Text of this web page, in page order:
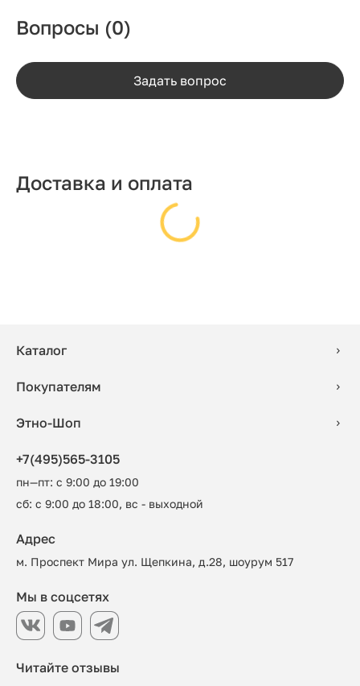
Вопросы (0)
Задать вопрос
Доставка и оплата
Каталог
Покупателям
Этно-Шоп
+7(495)565-3105
пн—пт: с 9:00 до 19:00
сб: с 9:00 до 18:00, вс - выходной
Читайте отзывы
Адрес
м. Проспект Мира ул. Щепкина, д.28, шоурум 517
Мы в соцсетях